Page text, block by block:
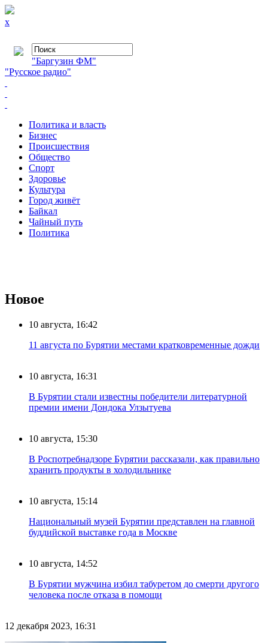
x
"Баргузин ФМ"
"Русское радио"
Политика и власть
Бизнес
Происшествия
Общество
Cпорт
Здоровье
Культура
Город живёт
Байкал
Чайный путь
Политика
Новое
10 августа, 16:42
11 августа по Бурятии местами кратковременные дожди
10 августа, 16:31
В Бурятии стали известны победители литературной
премии имени Дондока Улзытуева
10 августа, 15:30
В Роспотребнадзоре Бурятии рассказали, как правильно
хранить продукты в холодильнике
10 августа, 15:14
Национальный музей Бурятии представлен на главной
буддийской выставке года в Москве
10 августа, 14:52
В Бурятии мужчина избил табуретом до смерти другого
человека после отказа в помощи
12 декабря 2023, 16:31